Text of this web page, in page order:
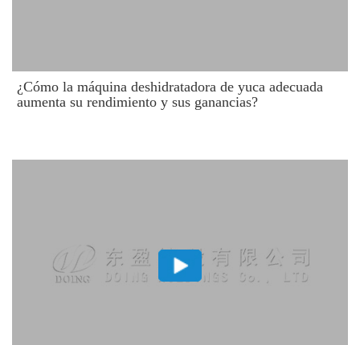
¿Cómo la máquina deshidratadora de yuca adecuada
aumenta su rendimiento y sus ganancias?